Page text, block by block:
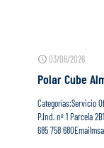
03/06/2026
Polar Cube
Categorías:Servicio
P.Ind. nº 1 Parcela
685 758